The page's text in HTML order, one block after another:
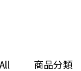
商品分類